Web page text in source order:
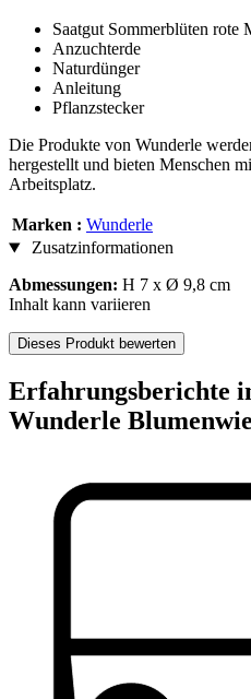
Saatgut Sommerblüten rote
Anzuchterde
Naturdünger
Anleitung
Pflanzstecker
Die Produkte von Wunderle
hergestellt und bieten Menschen
Arbeitsplatz.
Marken : Wunderle
Zusatzinformationen
Abmessungen: H 7 x Ø 9,8 cm
Inhalt kann variieren
Dieses Produkt bewerten
Erfahrungsberichte
Wunderle